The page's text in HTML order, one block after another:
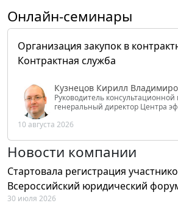
Онлайн-семинары
Организация закупок в
Контрактная служба
Кузнецов Кирилл
Руководитель консультационной
генеральный директор Центра
РФ
10 августа 2026
Новости компании
Стартовала регистрация
Всероссийский юридический
30 июля 2026